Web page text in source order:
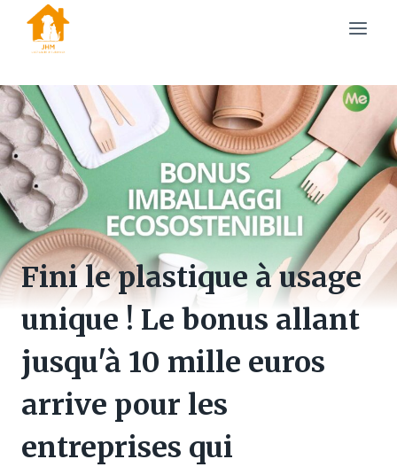
content
Fini le plastique à usage
unique ! Le bonus allant
jusqu'à 10 mille euros
arrive pour les
entreprises qui